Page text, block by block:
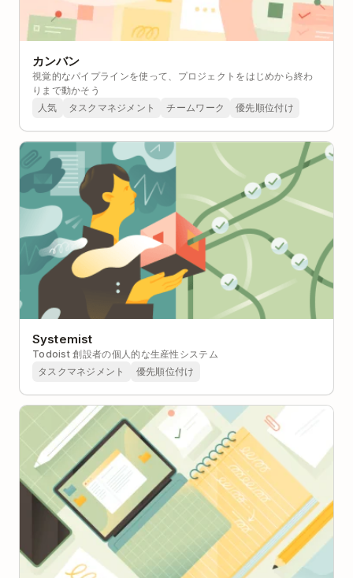
カンバン
視覚的なパイプラインを使って、プロジェクトをはじめから終わ
りまで動かそう
人気
タスクマネジメント チームワーク 優先順位付け
Systemist
Todoist 創設者の個人的な生産性システム
タスクマネジメント
優先順位付け